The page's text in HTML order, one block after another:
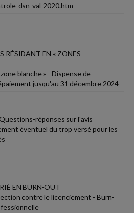
dsn-val-2020.htm
RÉSIDANT EN « ZONES
blanche » - Dispense de
jusqu'au 31 décembre 2024
réponses sur l'avis
éventuel du trop versé pour les
EN BURN-OUT
contre le licenciement - Burn-